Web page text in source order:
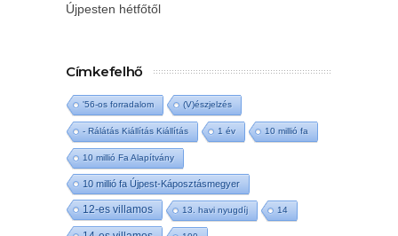
Újpesten hétfőtől
Címkefelhő
'56-os forradalom (V)észjelzés
- Rálátás Kiállítás Kiállítás 1 év 10 millió fa
10 millió Fa Alapítvány
10 millió fa Újpest-Káposztásmegyer
12-es villamos 13. havi nyugdíj 14